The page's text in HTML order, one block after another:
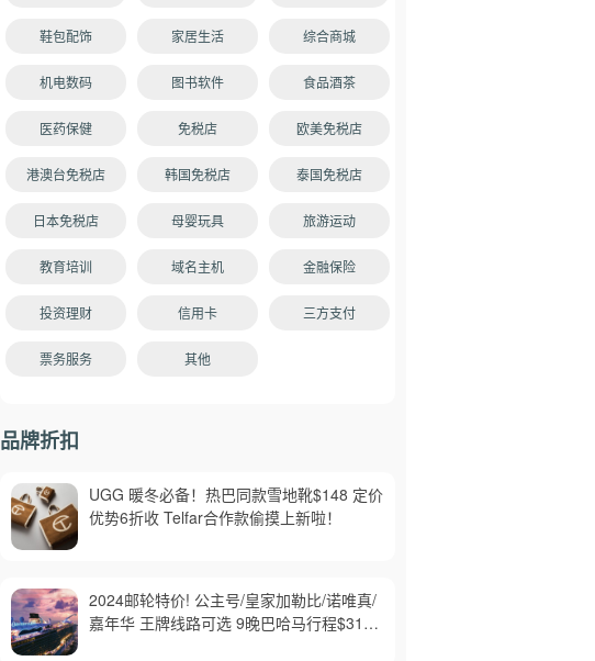
鞋包配饰 家居生活 综合商城
机电数码 图书软件 食品酒茶
医药保健 免税店 欧美免税店
港澳台免税店 韩国免税店 泰国免税店
日本免税店 母婴玩具 旅游运动
教育培训 域名主机 金融保险
投资理财 信用卡 三方支付
票务服务 其他
品牌折扣
UGG 暖冬必备！热巴同款雪地靴$148 定价
优势6折收 Telfar合作款偷摸上新啦！
2024邮轮特价! 公主号/皇家加勒比/诺唯真/
嘉年华 王牌线路可选 9晚巴哈马行程$319